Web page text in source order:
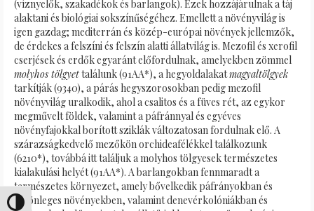
Alternar alto contraste
(víznyelők, szakadékok és barlangok). Ezek hozzájárulnak a táj
alaktani és biológiai sokszínűségéhez. Emellett a növényvilág is
igen gazdag; mediterrán és közép-európai növények jellemzők,
de érdekes a felszíni és felszín alatti állatvilág is. Mezofil és xerofil
cserjések és erdők egyaránt előfordulnak, amelyekben zömmel
molyhos tölgyettalálunk (91AA*), a hegyoldalakatmagyaltölgyek
tarkítják (9340), a párás hegyszorosokban pedig mezofil
növényvilág uralkodik, ahol a csalitos és a füves rét, az egykor
megművelt földek, valamint a páfránnyal és egyéves
növényfajokkal borított sziklák változatosan fordulnak elő. A
szárazságkedvelő mezőkön orchideafélékkel találkozunk
(6210*), továbbá itt találjuk a molyhos tölgyesek természetes
kialakulási helyét (91AA*). A barlangokban fennmaradt a
természetes környezet, amely bővelkedik páfrányokban és
különleges növényekben, valamint denevérkolóniákban és